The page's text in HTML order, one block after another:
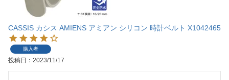
CASSIS カシス AMIENS アミアン シリコン 時計ベルト X1042465
購入者
投稿日 2023/11/17